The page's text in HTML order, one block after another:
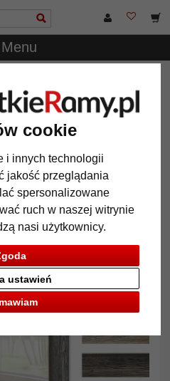
cookie
i innych technologii
jakość przeglądania
spersonalizowane
ruch w naszej witrynie
nasi użytkownicy.
ustawień
Menu
Tarsus na